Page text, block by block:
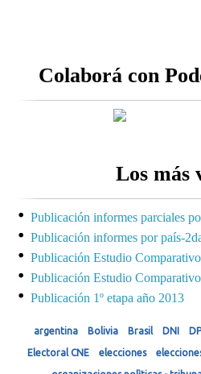
Colaborá con
Los más
Publicación informes parciales
Publicación informes por país-
Publicación Estudio Comparativo
Publicación Estudio
Publicación 1º etapa año 2013
argentina Bolivia Brasil DNI
Electoral CNE elecciones